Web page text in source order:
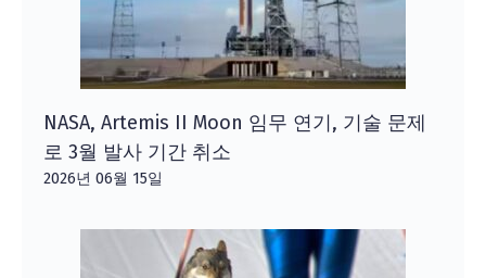
NASA, Artemis II Moon 임무 연기, 기술 문제
로 3월 발사 기간 취소
2026년 06월 15일